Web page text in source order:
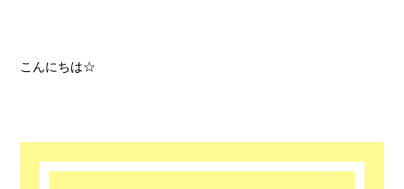
こんにちは☆